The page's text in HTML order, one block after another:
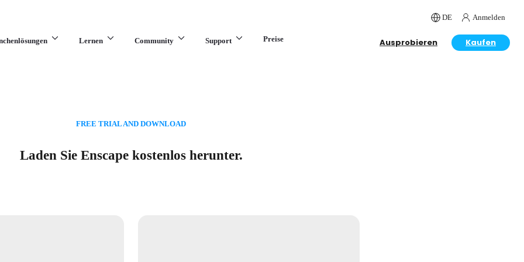
DE Anmelden
Lernen Community Support Preise Ausprobieren Kaufen
Laden Sie Enscape kostenlos herunter.
FREE TRIAL AND DOWNLOAD